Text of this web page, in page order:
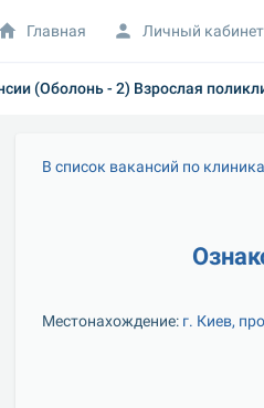
(Оболонь - 2) Взрослая
В список вакансий по
Местонахождение: г. Киев,
Главная Личный кабинет